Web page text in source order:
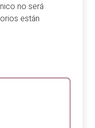
no será
están